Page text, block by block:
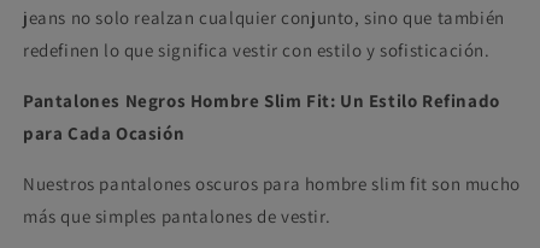
jeans no solo realzan cualquier conjunto, sino que también
redefinen lo que significa vestir con estilo y sofisticación.
Pantalones Negros Hombre Slim Fit: Un Estilo Refinado
para Cada Ocasión
Nuestros pantalones oscuros para hombre slim fit son mucho
más que simples pantalones de vestir.